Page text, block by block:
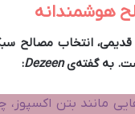
قدیمی، انتخاب مصالح
به گفته‌یDezeen
:
مانند بتن